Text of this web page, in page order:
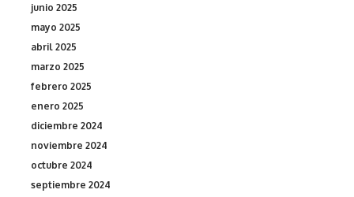
junio 2025
mayo 2025
abril 2025
marzo 2025
febrero 2025
enero 2025
diciembre 2024
noviembre 2024
octubre 2024
septiembre 2024